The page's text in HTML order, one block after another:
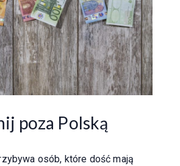
poza Polską
osób, które dość mają